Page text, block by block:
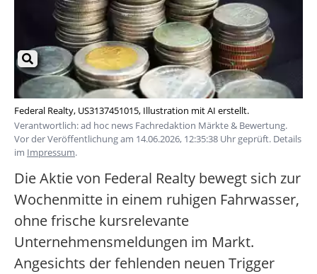
Federal Realty, US3137451015, Illustration mit AI erstellt.
Verantwortlich: ad hoc news Fachredaktion Märkte & Bewertung.
Vor der Veröffentlichung am 14.06.2026, 12:35:38 Uhr geprüft. Details
im Impressum.
Die Aktie von Federal Realty bewegt sich zur
Wochenmitte in einem ruhigen Fahrwasser,
ohne frische kursrelevante
Unternehmensmeldungen im Markt.
Angesichts der fehlenden neuen Trigger